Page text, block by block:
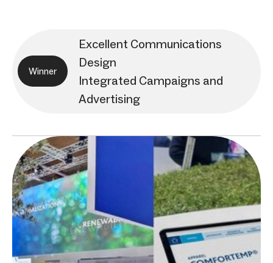
Winner
Excellent Communications
Design
Integrated Campaigns and
Advertising